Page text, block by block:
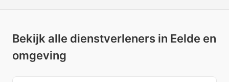
Bekijk alle dienstverleners in Eelde en
omgeving